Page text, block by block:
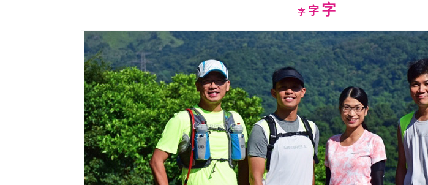
字Decrease
size.
字Reset
size.
字Increase
font
size.